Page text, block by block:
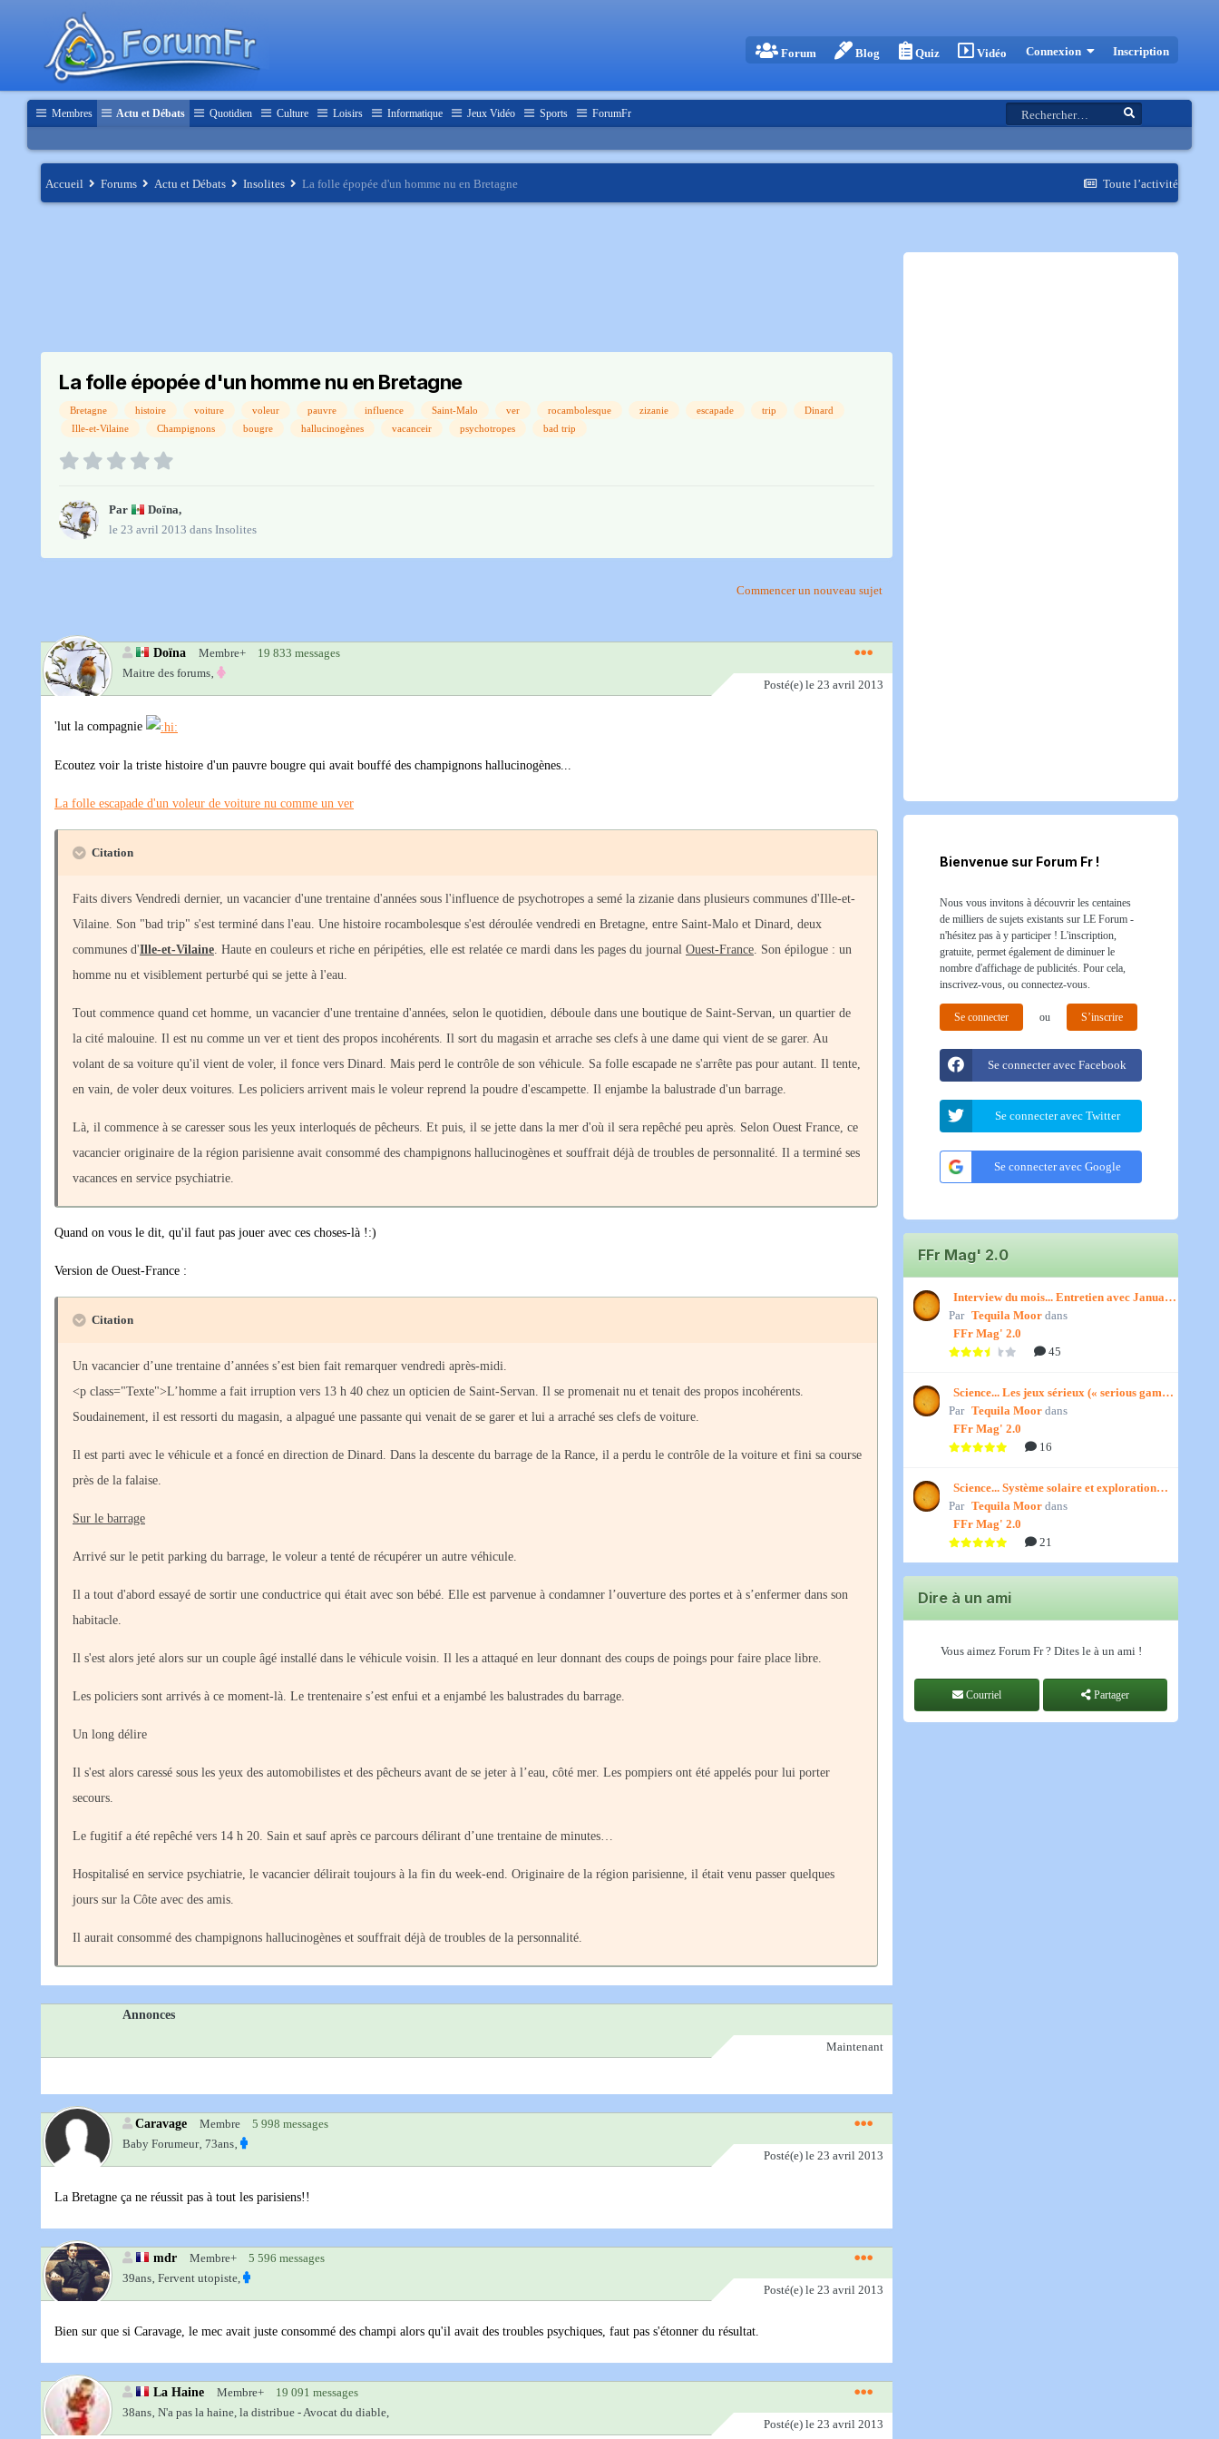
Forum Blog Quiz Vidéo Connexion Inscription
Membres Actu et Débats Quotidien Culture Loisirs Informatique Jeux Vidéo Sports ForumFr
Toute l’activité
Accueil Forums Actu et Débats Insolites La folle épopée d'un homme nu en Bretagne
La folle épopée d'un homme nu en Bretagne
Bretagne histoire voiture voleur pauvre influence Saint-Malo ver rocambolesque zizanie escapade trip
Dinard
Ille-et-Vilaine
Champignons bougre hallucinogènes vacanceir psychotropes bad trip
Par Doïna,
le 23 avril 2013 dans Insolites
Commencer un nouveau sujet
Doïna Membre+
19 833 messages
Maitre des forums‚
Posté(e) le 23 avril 2013
'lut la compagnie
Ecoutez voir la triste histoire d'un pauvre bougre qui avait bouffé des champignons hallucinogènes...
La folle escapade d'un voleur de voiture nu comme un ver
Citation
Faits divers Vendredi dernier, un vacancier d'une trentaine d'années sous l'influence de psychotropes a semé la zizanie dans plusieurs communes d'Ille-et-
Vilaine. Son "bad trip" s'est terminé dans l'eau. Une histoire rocambolesque s'est déroulée vendredi en Bretagne, entre Saint-Malo et Dinard, deux
communes d'Ille-et-Vilaine. Haute en couleurs et riche en péripéties, elle est relatée ce mardi dans les pages du journal Ouest-France. Son épilogue : un
homme nu et visiblement perturbé qui se jette à l'eau.
Tout commence quand cet homme, un vacancier d'une trentaine d'années, selon le quotidien, déboule dans une boutique de Saint-Servan, un quartier de
la cité malouine. Il est nu comme un ver et tient des propos incohérents. Il sort du magasin et arrache ses clefs à une dame qui vient de se garer. Au
volant de sa voiture qu'il vient de voler, il fonce vers Dinard. Mais perd le contrôle de son véhicule. Sa folle escapade ne s'arrête pas pour autant. Il tente,
en vain, de voler deux voitures. Les policiers arrivent mais le voleur reprend la poudre d'escampette. Il enjambe la balustrade d'un barrage.
Là, il commence à se caresser sous les yeux interloqués de pêcheurs. Et puis, il se jette dans la mer d'où il sera repêché peu après. Selon Ouest France, ce
vacancier originaire de la région parisienne avait consommé des champignons hallucinogènes et souffrait déjà de troubles de personnalité. Il a terminé ses
vacances en service psychiatrie.
Quand on vous le dit, qu'il faut pas jouer avec ces choses-là !:)
Version de Ouest-France :
Citation
Un vacancier d’une trentaine d’années s’est bien fait remarquer vendredi après-midi.
<p class="Texte">L’homme a fait irruption vers 13 h 40 chez un opticien de Saint-Servan. Il se promenait nu et tenait des propos incohérents.
Soudainement, il est ressorti du magasin, a alpagué une passante qui venait de se garer et lui a arraché ses clefs de voiture.
Il est parti avec le véhicule et a foncé en direction de Dinard. Dans la descente du barrage de la Rance, il a perdu le contrôle de la voiture et fini sa course
près de la falaise.
Sur le barrage
Arrivé sur le petit parking du barrage, le voleur a tenté de récupérer un autre véhicule.
Il a tout d'abord essayé de sortir une conductrice qui était avec son bébé. Elle est parvenue à condamner l’ouverture des portes et à s’enfermer dans son
habitacle.
Il s'est alors jeté alors sur un couple âgé installé dans le véhicule voisin. Il les a attaqué en leur donnant des coups de poings pour faire place libre.
Les policiers sont arrivés à ce moment-là. Le trentenaire s’est enfui et a enjambé les balustrades du barrage.
Un long délire
Il s'est alors caressé sous les yeux des automobilistes et des pêcheurs avant de se jeter à l’eau, côté mer. Les pompiers ont été appelés pour lui porter
secours.
Le fugitif a été repêché vers 14 h 20. Sain et sauf après ce parcours délirant d’une trentaine de minutes…
Hospitalisé en service psychiatrie, le vacancier délirait toujours à la fin du week-end. Originaire de la région parisienne, il était venu passer quelques
jours sur la Côte avec des amis.
Il aurait consommé des champignons hallucinogènes et souffrait déjà de troubles de la personnalité.
Annonces
Maintenant
Caravage Membre
5 998 messages
Baby Forumeur‚ 73ans‚
Posté(e) le 23 avril 2013
La Bretagne ça ne réussit pas à tout les parisiens!!
mdr Membre+
5 596 messages
39ans‚ Fervent utopiste,
Posté(e) le 23 avril 2013
Bien sur que si Caravage, le mec avait juste consommé des champi alors qu'il avait des troubles psychiques, faut pas s'étonner du résultat.
La Haine Membre+
19 091 messages
38ans‚ N'a pas la haine, la distribue - Avocat du diable,
Posté(e) le 23 avril 2013
Bienvenue sur Forum Fr !
Nous vous invitons à découvrir les centaines
de milliers de sujets existants sur LE Forum -
n'hésitez pas à y participer ! L'inscription,
gratuite, permet également de diminuer le
nombre d'affichage de publicités. Pour cela,
inscrivez-vous, ou connectez-vous.
Se connecter ou S’inscrire
Se connecter avec Facebook
Se connecter avec Twitter
Se connecter avec Google
FFr Mag' 2.0
Interview du mois... Entretien avec January,
par Titenath
Par Tequila Moor dans
FFr Mag' 2.0
45
Science... Les jeux sérieux (« serious games
») par Jedino
Par Tequila Moor dans
FFr Mag' 2.0
16
Science... Système solaire et exploration
spatiale, par Jedino
Par Tequila Moor dans
FFr Mag' 2.0
21
Dire à un ami
Vous aimez Forum Fr ? Dites le à un ami !
Courriel Partager